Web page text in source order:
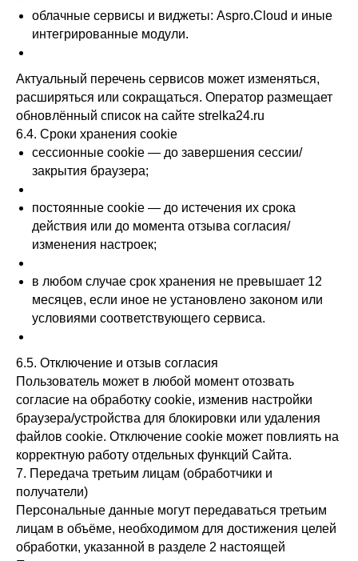
облачные сервисы и виджеты: Aspro.Cloud и иные
интегрированные модули.
Актуальный перечень сервисов может изменяться,
расширяться или сокращаться. Оператор размещает
обновлённый список на сайте strelka24.ru
6.4. Сроки хранения cookie
сессионные cookie — до завершения сессии/
закрытия браузера;
постоянные cookie — до истечения их срока
действия или до момента отзыва согласия/
изменения настроек;
в любом случае срок хранения не превышает 12
месяцев, если иное не установлено законом или
условиями соответствующего сервиса.
6.5. Отключение и отзыв согласия
Пользователь может в любой момент отозвать
согласие на обработку cookie, изменив настройки
браузера/устройства для блокировки или удаления
файлов cookie. Отключение cookie может повлиять на
корректную работу отдельных функций Сайта.
7. Передача третьим лицам (обработчики и
получатели)
Персональные данные могут передаваться третьим
лицам в объёме, необходимом для достижения целей
обработки, указанной в разделе 2 настоящей